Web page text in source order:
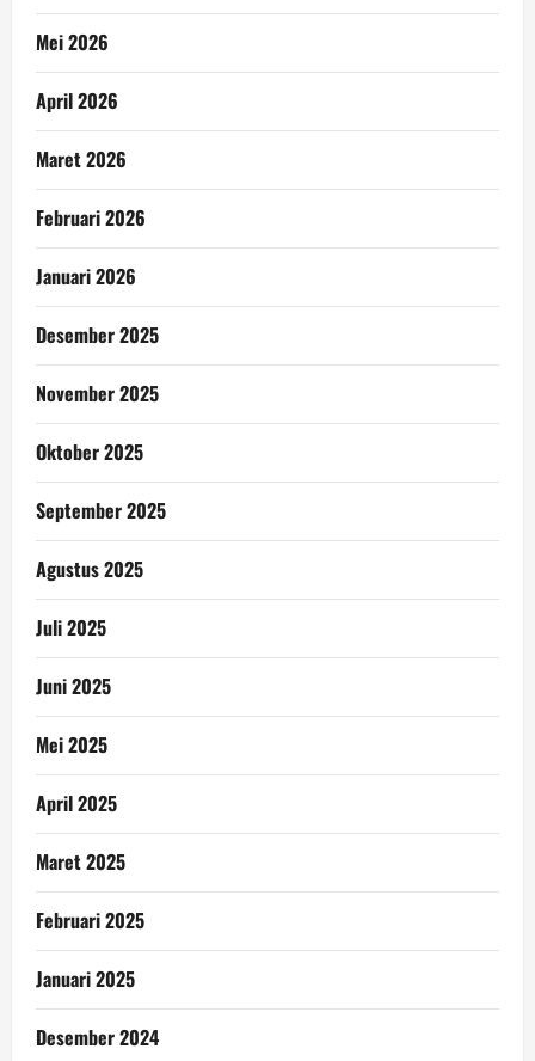
Mei 2026
April 2026
Maret 2026
Februari 2026
Januari 2026
Desember 2025
November 2025
Oktober 2025
September 2025
Agustus 2025
Juli 2025
Juni 2025
Mei 2025
April 2025
Maret 2025
Februari 2025
Januari 2025
Desember 2024